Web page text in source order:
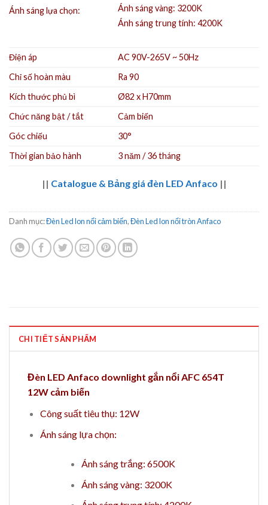
Ánh sáng lựa chọn:
Ánh sáng vàng: 3200K
Ánh sáng trung tính: 4200K
Điện áp
AC 90V-265V ~ 50Hz
Chỉ số hoàn màu
Ra 90
Kích thước phủ bì
Ø82 x H70mm
Chức năng bật / tắt
Cảm biến
Góc chiếu
30°
Thời gian bảo hành
3 năm / 36 tháng
|| Catalogue & Bảng giá đèn LED Anfaco ||
Danh mục:Đèn Led lon nổi cảm biến,Đèn Led lon nổi tròn Anfaco
CHI TIẾT SẢN PHẨM
Đèn LED Anfaco downlight gắn nổi AFC 654T
12W cảm biến
Công suất tiêu thụ: 12W
Ánh sáng lựa chọn:
Ánh sáng trắng: 6500K
Ánh sáng vàng: 3200K